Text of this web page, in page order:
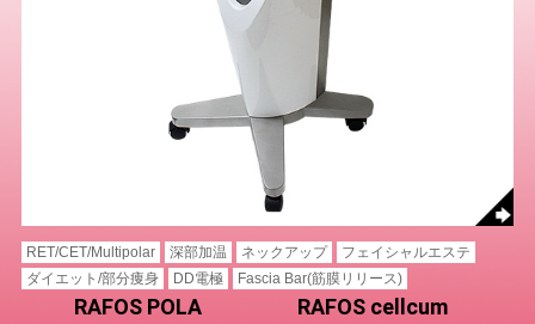
RET/CET/Multipolar 深部加温 ネックアップ
フェイシャルエステ
ダイエット/部分痩身
DD電極 Fascia Bar(筋膜リリース)
RAFOS POLA RAFOS cellcum